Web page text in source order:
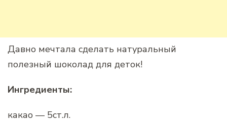
Давно мечтала сделать натуральный
полезный шоколад для деток!
Ингредиенты:
какао — 5ст.л.